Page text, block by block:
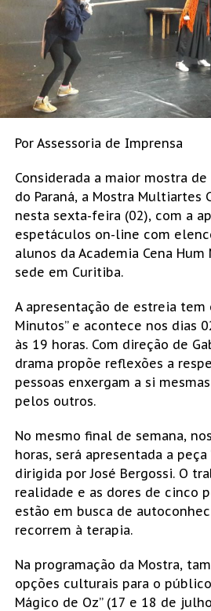
Por Assessoria de Imprensa
Considerada a maior mostra
do Paraná, a Mostra Multiartes
nesta sexta-feira (02), com a
espetáculos on-line com
alunos da Academia Cena
sede em Curitiba.
A apresentação de estreia
Minutos” e acontece nos dias
às 19 horas. Com direção de
drama propõe reflexões a
pessoas enxergam a si
pelos outros.
No mesmo final de semana,
horas, será apresentada a peça
dirigida por José Bergossi. O
realidade e as dores de cinco
estão em busca de
recorrem à terapia.
Na programação da Mostra,
opções culturais para o
Mágico de Oz” (17 e 18 de